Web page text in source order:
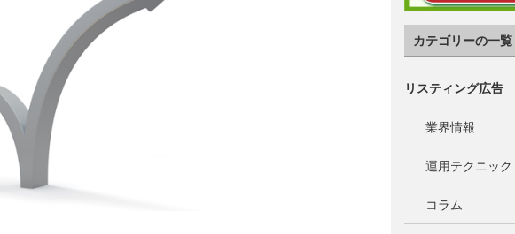
カテゴリーの一覧
リスティング広告
業界情報
運用テクニック
コラム